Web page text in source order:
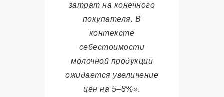
затрат на конечного
покупателя. В
контексте
себестоимости
молочной продукции
ожидается увеличение
цен на 5–8%».